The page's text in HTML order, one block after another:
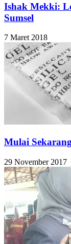
Ishak Mekki:
Sumsel
7 Maret 2018
Mulai
29 November 2017